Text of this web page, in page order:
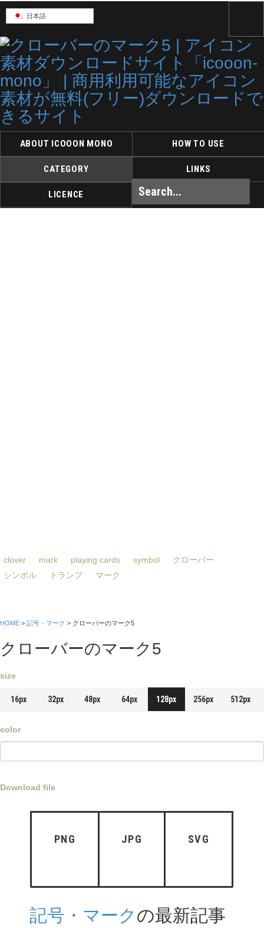
ABOUT ICOOON MONO HOW TO USE
CATEGORY LINKS
LICENCE
日本語
clover mark playing cards symbol
クローバー
シンボル
トランプ マーク
HOME > 記号・マーク > クローバーのマーク5
クローバーのマーク5
size
16px 32px 48px 64px 128px 256px 512px
color
Download file
PNG JPG SVG
記号・マーク の最新記事